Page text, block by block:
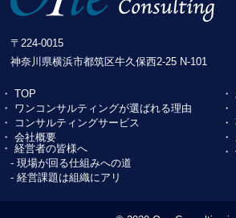
〒224-0015
神奈川県横浜市都筑区⽜久保⻄2-25 N-101
・ TOP
・ ワンコンサルティングが選ばれる理由
・ コンサルティングサービス
・ 会社概要
・ 経営者の皆様へ
- 現場が回る仕組みへの道
- 経営課題は組織にアリ